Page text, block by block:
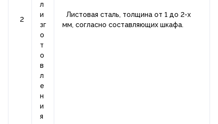
2
л
и
зг
о
т
о
в
л
е
н
и
я
Листовая сталь, толщина от 1 до 2-х
мм, согласно составляющих шкафа.